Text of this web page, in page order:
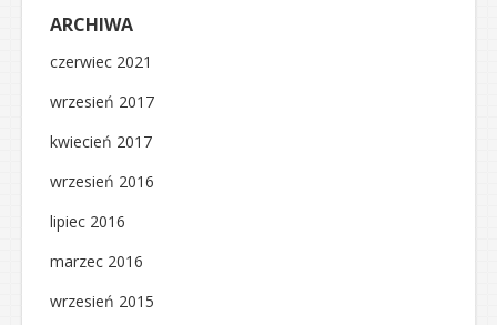
ARCHIWA
czerwiec 2021
wrzesień 2017
kwiecień 2017
wrzesień 2016
lipiec 2016
marzec 2016
wrzesień 2015